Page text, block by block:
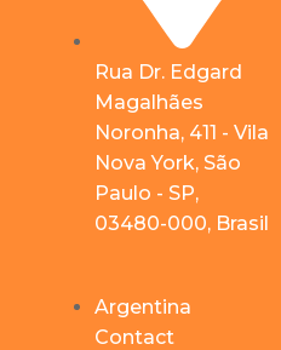
Rua Dr. Edgard
Magalhães
Noronha, 411 - Vila
Nova York, São
Paulo - SP,
03480-000, Brasil
Argentina
Contact